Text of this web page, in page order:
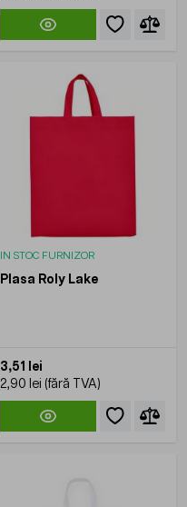
IN STOC FURNIZOR
Plasa Roly Lake
3,51 lei
2,90 lei